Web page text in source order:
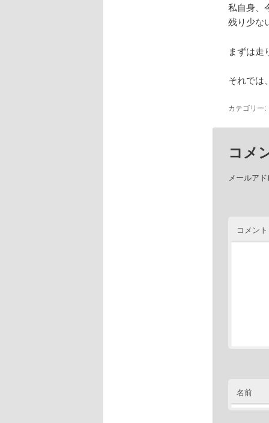
私自身、
残り少な
まずは
それでは
カテゴリー:
コメ
メールア
コメント
名前